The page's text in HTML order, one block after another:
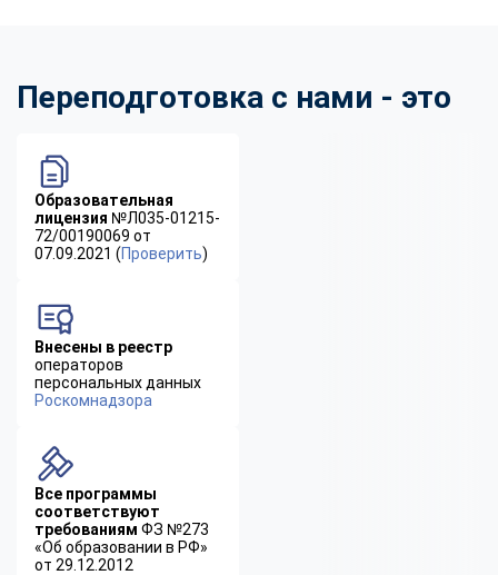
Переподготовка с нами - это
Образовательная
лицензия №Л035-01215-
72/00190069 от
07.09.2021 (Проверить)
Внесены в реестр
операторов
персональных данных
Роскомнадзора
Все программы
соответствуют
требованиям ФЗ №273
«Об образовании в РФ»
от 29.12.2012